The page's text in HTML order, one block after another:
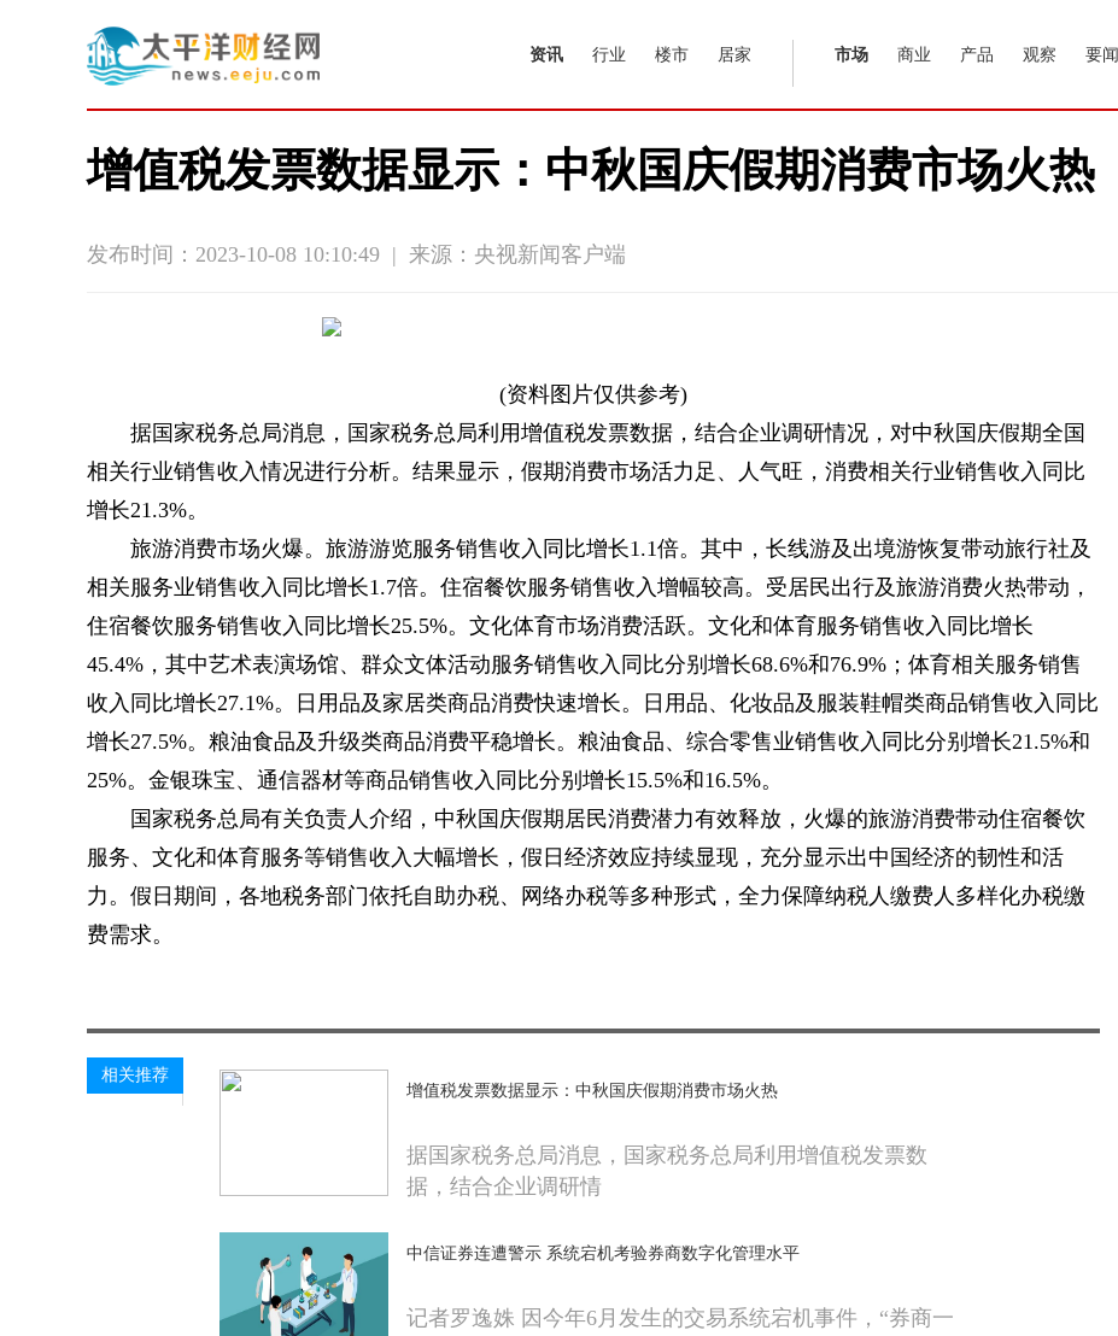
资讯 行业 楼市 居家 市场 商业 产品 观察 要闻
增值税发票数据显示：中秋国庆假期消费市场火热
发布时间：2023-10-08 10:10:49 | 来源：央视新闻客户端
(资料图片仅供参考)
据国家税务总局消息，国家税务总局利用增值税发票数据，结合企业调研情况，对中秋国庆假期全国
相关行业销售收入情况进行分析。结果显示，假期消费市场活力足、人气旺，消费相关行业销售收入同比
增长21.3%。
旅游消费市场火爆。旅游游览服务销售收入同比增长1.1倍。其中，长线游及出境游恢复带动旅行社及
相关服务业销售收入同比增长1.7倍。住宿餐饮服务销售收入增幅较高。受居民出行及旅游消费火热带动，
住宿餐饮服务销售收入同比增长25.5%。文化体育市场消费活跃。文化和体育服务销售收入同比增长
45.4%，其中艺术表演场馆、群众文体活动服务销售收入同比分别增长68.6%和76.9%；体育相关服务销售
收入同比增长27.1%。日用品及家居类商品消费快速增长。日用品、化妆品及服装鞋帽类商品销售收入同比
增长27.5%。粮油食品及升级类商品消费平稳增长。粮油食品、综合零售业销售收入同比分别增长21.5%和
25%。金银珠宝、通信器材等商品销售收入同比分别增长15.5%和16.5%。
国家税务总局有关负责人介绍，中秋国庆假期居民消费潜力有效释放，火爆的旅游消费带动住宿餐饮
服务、文化和体育服务等销售收入大幅增长，假日经济效应持续显现，充分显示出中国经济的韧性和活
力。假日期间，各地税务部门依托自助办税、网络办税等多种形式，全力保障纳税人缴费人多样化办税缴
费需求。
相关推荐
增值税发票数据显示：中秋国庆假期消费市场火热
据国家税务总局消息，国家税务总局利用增值税发票数
据，结合企业调研情
中信证券连遭警示 系统宕机考验券商数字化管理水平
记者罗逸姝 因今年6月发生的交易系统宕机事件，“券商一